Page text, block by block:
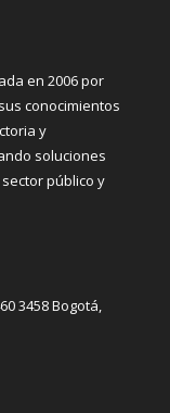
en 2006 por
conocimientos
y
soluciones
público y
3458 Bogotá,